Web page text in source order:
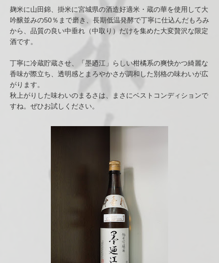
麹米に山田錦、掛米に宮城県の酒造好適米・蔵の華を使用して大
吟醸並みの50％まで磨き、長期低温発酵で丁寧に仕込んだもろみ
から、品質の良い中垂れ（中取り）だけを集めた大変贅沢な限定
酒です。
丁寧に冷蔵貯蔵させ、「墨廼江」らしい柑橘系の爽快かつ綺麗な
香味が際立ち、透明感とまろやかさが調和した別格の味わいが広
がります。
秋上がりした味わいのまるさは、まさにベストコンディションで
すね。ぜひお試しください。